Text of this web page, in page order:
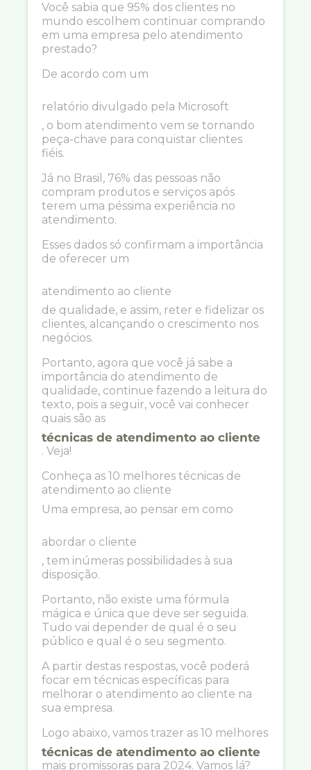
Você sabia que 95% dos clientes no
mundo escolhem continuar comprando
em uma empresa pelo atendimento
prestado?
De acordo com um
relatório divulgado pela Microsoft
, o bom atendimento vem se tornando
peça-chave para conquistar clientes
fiéis.
Já no Brasil, 76% das pessoas não
compram produtos e serviços após
terem uma péssima experiência no
atendimento.
Esses dados só confirmam a importância
de oferecer um
atendimento ao cliente
de qualidade, e assim, reter e fidelizar os
clientes, alcançando o crescimento nos
negócios.
Portanto, agora que você já sabe a
importância do atendimento de
qualidade, continue fazendo a leitura do
texto, pois a seguir, você vai conhecer
quais são as
técnicas de atendimento ao cliente
. Veja!
Conheça as 10 melhores técnicas de
atendimento ao cliente
Uma empresa, ao pensar em como
abordar o cliente
, tem inúmeras possibilidades à sua
disposição.
Portanto, não existe uma fórmula
mágica e única que deve ser seguida.
Tudo vai depender de qual é o seu
público e qual é o seu segmento.
A partir destas respostas, você poderá
focar em técnicas específicas para
melhorar o atendimento ao cliente na
sua empresa.
Logo abaixo, vamos trazer as 10 melhores
técnicas de atendimento ao cliente
mais promissoras para 2024. Vamos lá?